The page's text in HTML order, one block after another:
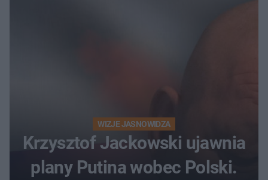
WIZJE JASNOWIDZA
Krzysztof Jackowski ujawnia
plany Putina wobec Polski.